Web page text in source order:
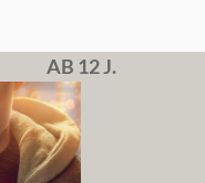
AB 12 J.